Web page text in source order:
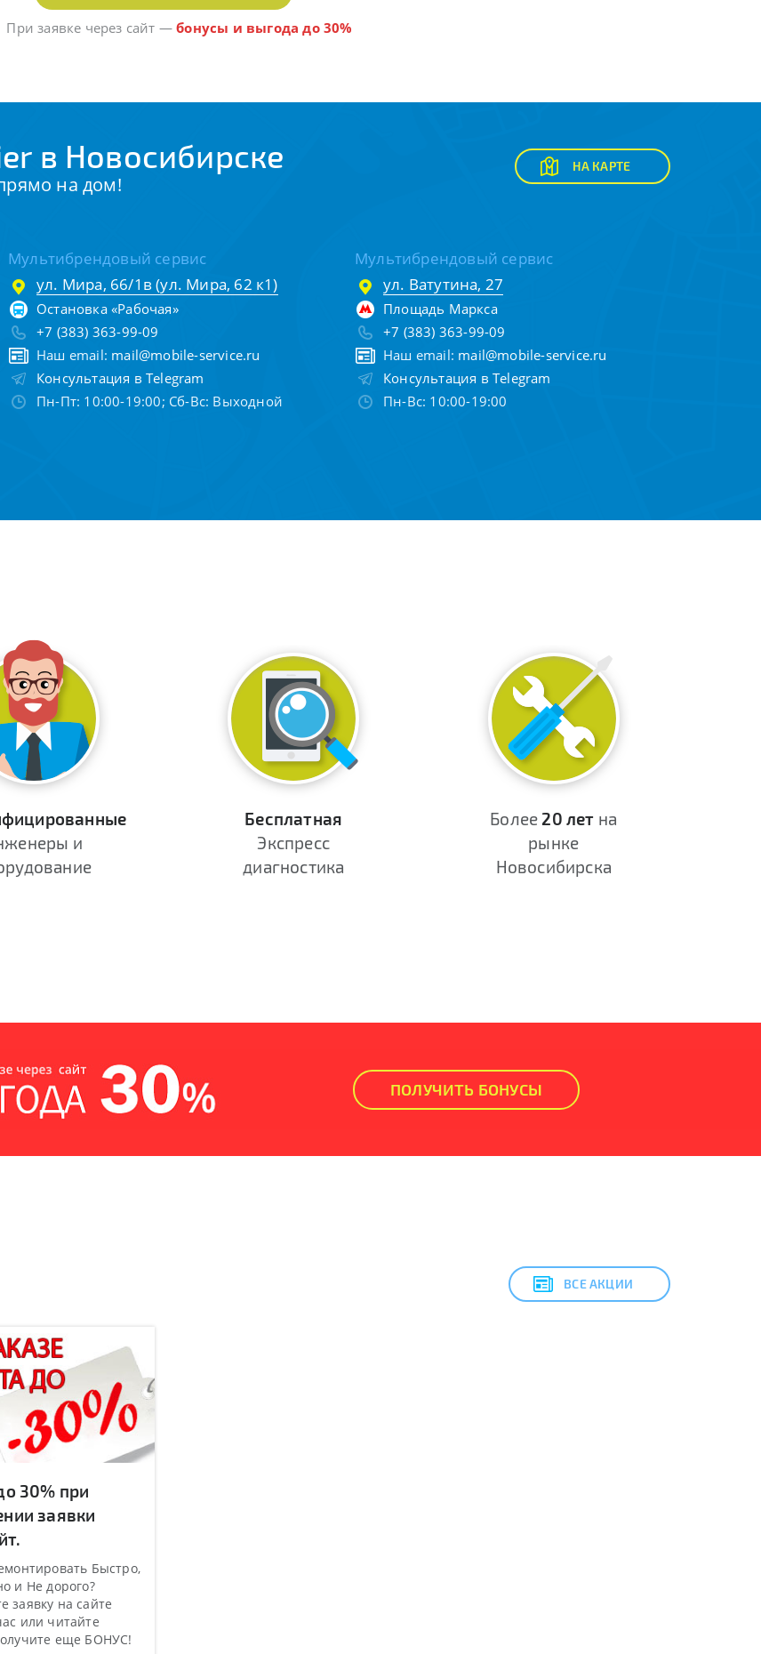
При заявке через сайт —бонусы и выгода до 30%
в Новосибирске
на дом!
НА КАРТЕ
Мультибрендовый сервис
ул. Мира, 66/1в (ул. Мира, 62 к1)
Остановка «Рабочая»
+7 (383) 363-99-09
Наш email: mail@mobile-service.ru
Консультация в Telegram
Пн-Пт: 10:00-19:00; Сб-Вс: Выходной
Мультибрендовый сервис
ул. Ватутина, 27
Площадь Маркса
+7 (383) 363-99-09
Наш email: mail@mobile-service.ru
Консультация в Telegram
Пн-Вс: 10:00-19:00
и
Бесплатная
Экспресс
диагностика
Более 20 лет на
рынке
Новосибирска
ПОЛУЧИТЬ БОНУСЫ
ВСЕ АКЦИИ
30% при
заявки
Быстро,
и Не дорого?
заявку на сайте
или читайте
еще БОНУС!